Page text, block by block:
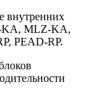
внутренних
KA, MLZ-KA,
PEAD-RP.